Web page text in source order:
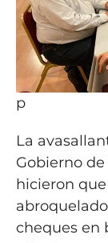
p
La
Gobierno
hicieron
cheques en